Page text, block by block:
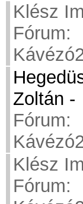
Klész
Fórum:
Zoltán -
Fórum:
Klész
Fórum: